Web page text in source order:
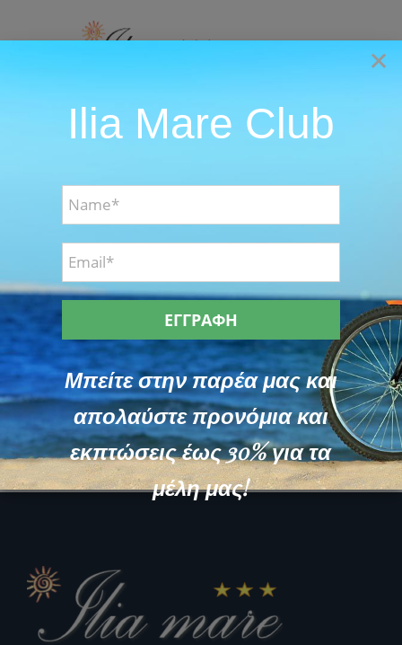
to
Events Photos
Dining Photos Events Photos
×
Ilia Mare Club
Μπείτε στην παρέα μας και
απολαύστε προνόμια και
εκπτώσεις έως 30% για τα
μέλη μας!